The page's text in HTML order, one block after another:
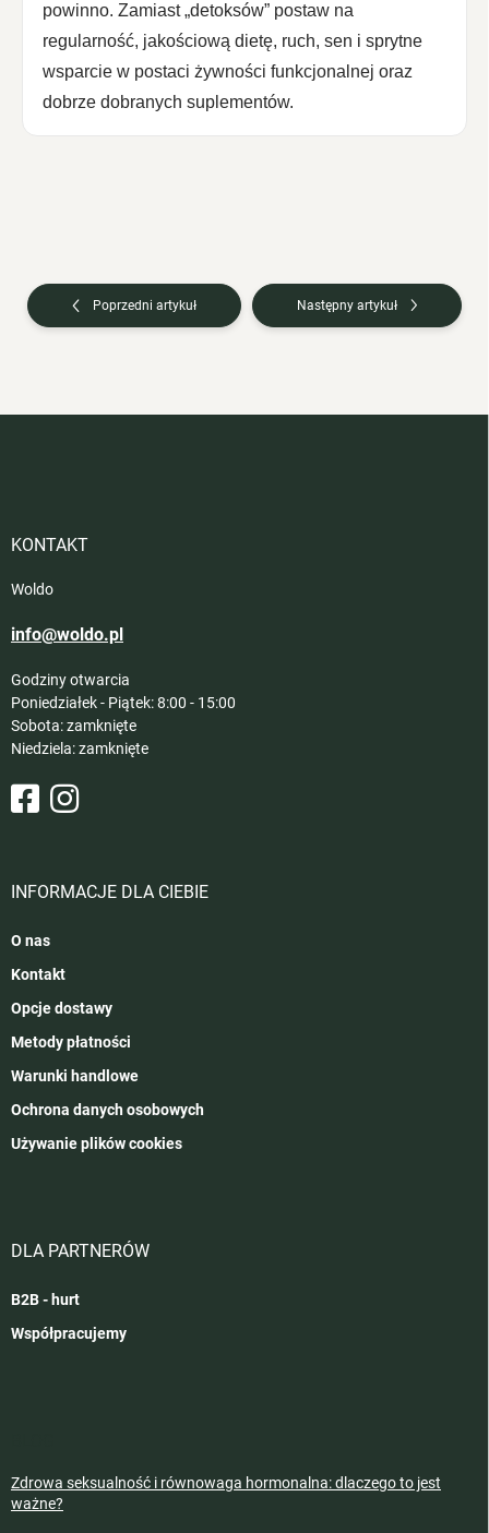
powinno. Zamiast „detoksów” postaw na
regularność, jakościową dietę, ruch, sen i sprytne
wsparcie w postaci żywności funkcjonalnej oraz
dobrze dobranych suplementów.
Poprzedni artykuł Następny artykuł
KONTAKT
Woldo
info@woldo.pl
Godziny otwarcia
Poniedziałek - Piątek: 8:00 - 15:00
Sobota: zamknięte
Niedziela: zamknięte
INFORMACJE DLA CIEBIE
O nas
Kontakt
Opcje dostawy
Metody płatności
Warunki handlowe
Ochrona danych osobowych
Używanie plików cookies
DLA PARTNERÓW
B2B - hurt
Współpracujemy
Zdrowa seksualność i równowaga hormonalna: dlaczego to jest
ważne?